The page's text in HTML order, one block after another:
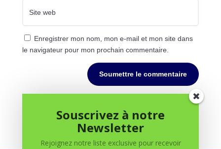
Enregistrer mon nom, mon e-mail et mon site dans
le navigateur pour mon prochain commentaire.
Soumettre le commentaire
Souscrivez à notre
Newsletter
Rejoignez notre liste exclusive pour recevoir